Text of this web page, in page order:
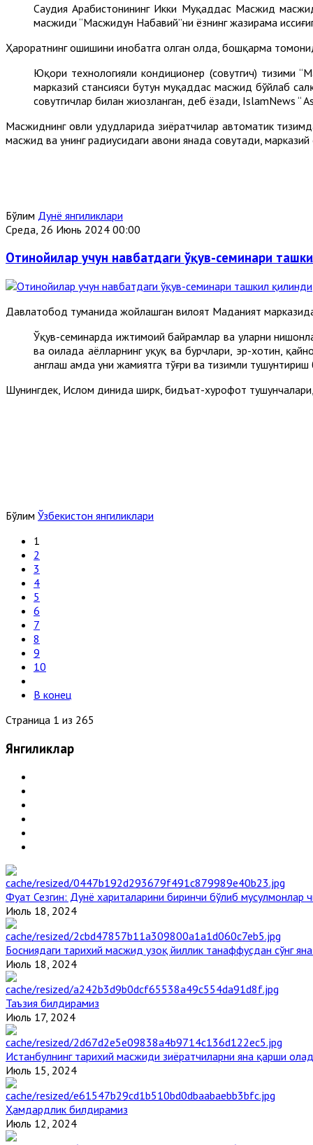
Саудия Арабистонининг Икки Муқаддас Масжид
масжиди “Масжидун Набавий”ни ёзнинг жазирама
Ҳароратнинг ошишини инобатга олган ҳолда, бошқарма
Юқори технологияли кондиционер (совутгич) тизими
марказий стансияси бутун муқаддас масжид бўйлаб
совутгичлар билан жиҳозланган, деб ёзади, IslamNews “
Масжиднинг ҳовли ҳудудларида зиёратчилар автоматик
масжид ва унинг радиусидаги ҳавони янада совутади,
Бўлим Дунё янгиликлари
Среда, 26 Июнь 2024 00:00
Отинойилар учун навбатдаги ўқув-семинари
Давлатобод туманида жойлашган вилоят Маданият
Ўқув-семинарда ижтимоий байрамлар ва уларни
ва оилада аёлларнинг ҳуқуқ ва бурчлари, эр-хотин,
англаш ҳамда уни жамиятга тўғри ва тизимли
Шунингдек, Ислом динида ширк, бидъат-хурофот
Бўлим Ўзбекистон янгиликлари
1
2
3
4
5
6
7
8
9
10
В конец
Страница 1 из 265
Янгиликлар
Фуат Сезгин: Дунё хариталарини биринчи бўлиб мусулмонлар
Июль 18, 2024
Босниядаги тарихий масжид узоқ йиллик танаффусдан сўнг
Июль 18, 2024
Таъзия билдирамиз
Июль 17, 2024
Истанбулнинг тарихий масжиди зиёратчиларни яна қарши
Июль 15, 2024
Ҳамдардлик билдирамиз
Июль 12, 2024